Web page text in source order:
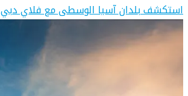
استكشف بلدان آسيا الوسطى مع فلاي دبي